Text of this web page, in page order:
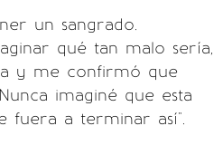
un sangrado.
qué tan malo sería,
y me confirmó que
imaginé que esta
fuera a terminar así".